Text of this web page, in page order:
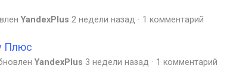
YandexPlus 2 недели назад 1 комментарий
Плюс
YandexPlus 3 недели назад 1 комментарий